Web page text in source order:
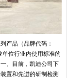
产品（品牌代码：
位行业内使用标准的
。目前，凯迪公司下
置和先进的研制检测